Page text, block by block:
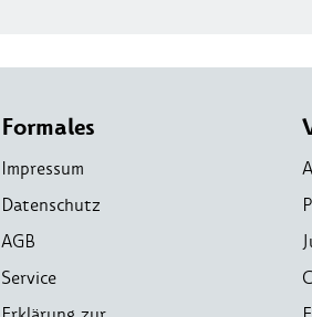
Formales
Impressum
Datenschutz
AGB
Service